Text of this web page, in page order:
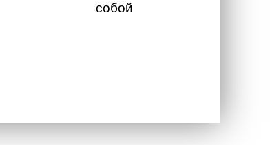
собой